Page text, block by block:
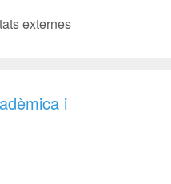
externes
i